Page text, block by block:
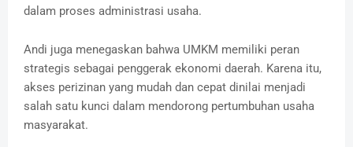
dalam proses administrasi usaha.
‎Andi juga menegaskan bahwa UMKM memiliki peran
strategis sebagai penggerak ekonomi daerah. Karena itu,
akses perizinan yang mudah dan cepat dinilai menjadi
salah satu kunci dalam mendorong pertumbuhan usaha
masyarakat.